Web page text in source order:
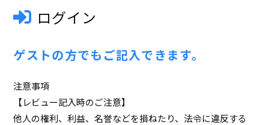
ログイン
ゲストの方でもご記入できます。
注意事項
【レビュー記入時のご注意】
他人の権利、利益、名誉などを損ねたり、法令に違反する